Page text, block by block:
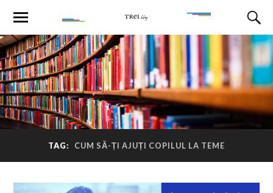
TAG: CUM SĂ-ȚI AJUȚI COPILUL LA TEME